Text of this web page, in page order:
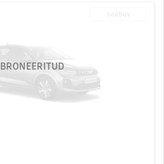
BRONEERITUD